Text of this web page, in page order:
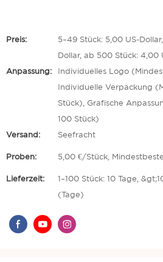
Preis: 5–49 Stück: 5,00 US-
Dollar, ab 500 Stück: 4,00
Anpassung: Individuelles Logo
Individuelle Verpackung
Stück), Grafische
100 Stück)
Versand: Seefracht
Proben: 5,00 €/Stück,
Lieferzeit: 1–100 Stück: 10 Tage,
(Tage)